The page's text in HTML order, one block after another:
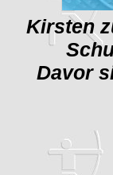
Kirsten
Davor